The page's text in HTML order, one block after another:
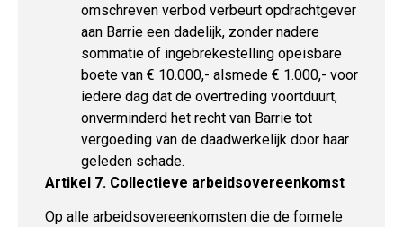
omschreven verbod verbeurt opdrachtgever
aan Barrie een dadelijk, zonder nadere
sommatie of ingebrekestelling opeisbare
boete van € 10.000,- alsmede € 1.000,- voor
iedere dag dat de overtreding voortduurt,
onverminderd het recht van Barrie tot
vergoeding van de daadwerkelijk door haar
geleden schade.
Artikel 7. Collectieve arbeidsovereenkomst
Op alle arbeidsovereenkomsten die de formele